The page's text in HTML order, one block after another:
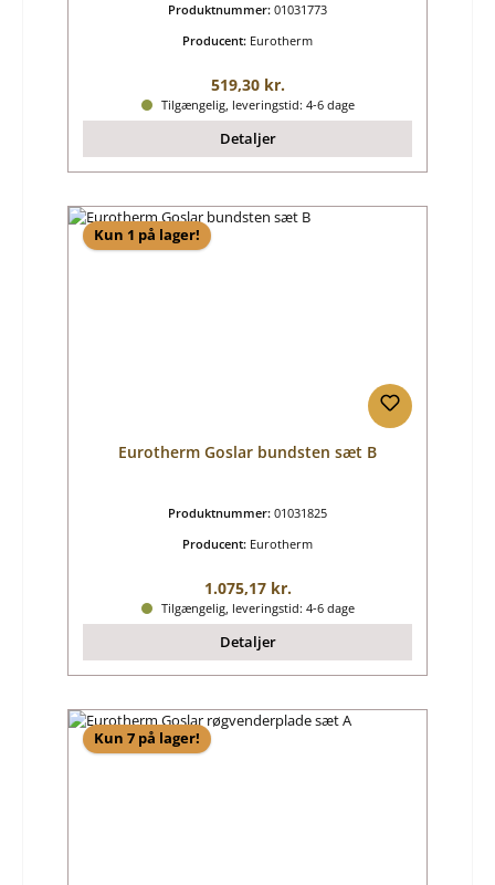
Produktnummer: 01031773
Producent: Eurotherm
Almindelig pris:
519,30 kr.
Tilgængelig, leveringstid: 4-6 dage
Detaljer
Kun 1 på lager!
Eurotherm Goslar bundsten sæt B
Produktnummer: 01031825
Producent: Eurotherm
Almindelig pris:
1.075,17 kr.
Tilgængelig, leveringstid: 4-6 dage
Detaljer
Kun 7 på lager!